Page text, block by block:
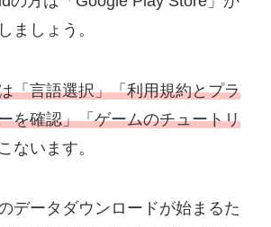
ましょう。
「言語選択」「利用規約とプラ
を確認」「ゲームのチュートリ
ないます。
データダウンロードが始まるた